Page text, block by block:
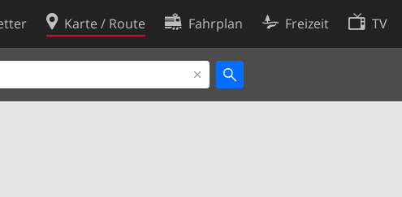
Karte / Route Fahrplan Freizeit TV
Cookie-Richtlinie
Cookie-Einstellungen